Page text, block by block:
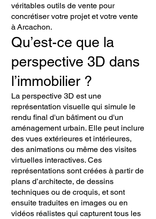
véritables outils de vente pour
concrétiser votre projet et votre vente
àArcachon.
Qu’est-ce que la
perspective 3D dans
l’immobilier ?
La perspective 3D est une
représentation visuelle qui simule le
rendu final d'un bâtiment ou d'un
aménagement urbain. Elle peut inclure
des vues extérieures et intérieures,
des animations ou même des visites
virtuelles interactives. Ces
représentations sont créées à partir de
plans d’architecte, de dessins
techniques ou de croquis, et sont
ensuite traduites en images ou en
vidéos réalistes qui capturent tous les